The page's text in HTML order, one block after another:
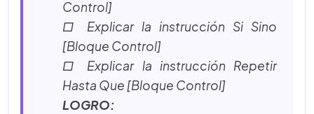
Control]
□ Explicar la instrucción Si Sino
[Bloque Control]
□ Explicar la instrucción Repetir
Hasta Que [Bloque Control]
LOGRO: